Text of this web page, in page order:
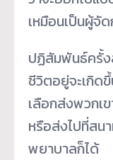
เหมือนเป็นผู้จั
ปฏิสัมพันธ์ครั้
ชีวิตอยู่จะเกิด
เลือกส่งพวกเ
หรือส่งไปที่สน
พยาบาลก็ได้